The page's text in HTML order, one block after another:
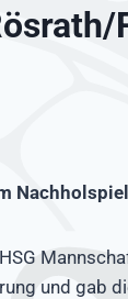
Nachholspiel
und gab